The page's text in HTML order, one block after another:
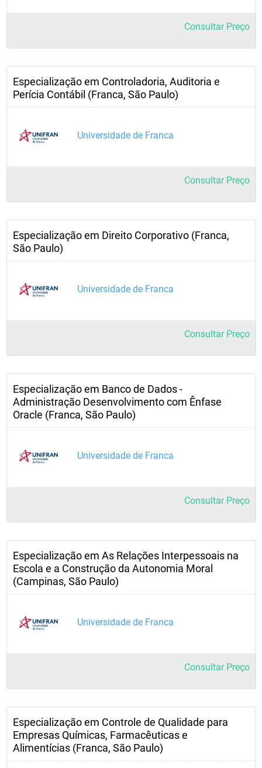
Consultar Preço
Especialização em Controladoria, Auditoria e
Perícia Contábil (Franca, São Paulo)
Universidade de Franca
Consultar Preço
Especialização em Direito Corporativo (Franca,
São Paulo)
Universidade de Franca
Consultar Preço
Especialização em Banco de Dados -
Administração Desenvolvimento com Ênfase
Oracle (Franca, São Paulo)
Universidade de Franca
Consultar Preço
Especialização em As Relações Interpessoais na
Escola e a Construção da Autonomia Moral
(Campinas, São Paulo)
Universidade de Franca
Consultar Preço
Especialização em Controle de Qualidade para
Empresas Químicas, Farmacêuticas e
Alimentícias (Franca, São Paulo)